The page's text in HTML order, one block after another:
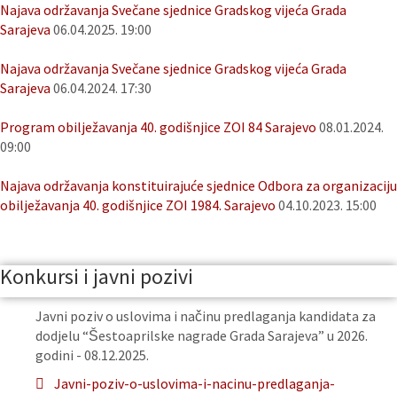
Najava održavanja Svečane sjednice Gradskog vijeća Grada
Sarajeva 06.04.2025. 19:00
Najava održavanja Svečane sjednice Gradskog vijeća Grada
Sarajeva 06.04.2024. 17:30
Program obilježavanja 40. godišnjice ZOI 84 Sarajevo 08.01.2024.
09:00
Najava održavanja konstituirajuće sjednice Odbora za organizaciju
obilježavanja 40. godišnjice ZOI 1984. Sarajevo 04.10.2023. 15:00
Konkursi i javni pozivi
Javni poziv o uslovima i načinu predlaganja kandidata za
dodjelu “Šestoaprilske nagrade Grada Sarajeva” u 2026.
godini - 08.12.2025.
Javni-poziv-o-uslovima-i-nacinu-predlaganja-